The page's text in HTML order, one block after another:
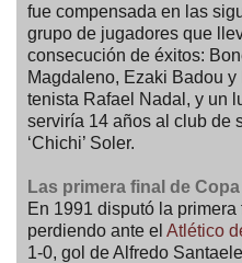
fue compensada en las
grupo de jugadores que
consecución de éxitos:
Magdaleno, Ezaki Badou y
tenista Rafael Nadal, y un
serviría 14 años al club de
‘Chichi’ Soler.
Las primera final de Copa
En 1991 disputó la
perdiendo ante el Atlético
1-0, gol de Alfredo